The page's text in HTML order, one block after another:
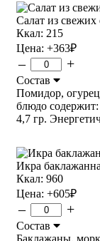
Салат из
Ккал: 215
Цена: +363₽
– +
Состав
Помидор,
блюдо содержит:
4,7 гр.
Икра
Ккал: 960
Цена: +605₽
– +
Состав
Баклажаны,